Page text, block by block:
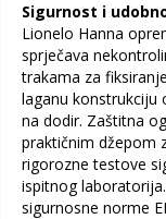
Sigurnost i
Lionelo Hanna
sprječava
trakama za
laganu konstrukciju
na dodir. Zaštitna
praktičnim džepom
rigorozne testove
ispitnog
sigurnosne norme